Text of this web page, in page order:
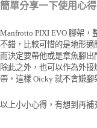
簡單分享一下使用心得
Manfrotto PIXI EVO 腳架
不錯，比較可惜的是地形
而決定要帶他或是章魚腳出
除此之外，也可以作為外
帶，這樣 Oicky 就不會嫌腳
以上小小心得，有想到再補